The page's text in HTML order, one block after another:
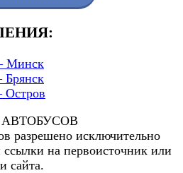
Минск
АВТОБУСОВ
разрешено исключительно
на первоисточник или
сайта.